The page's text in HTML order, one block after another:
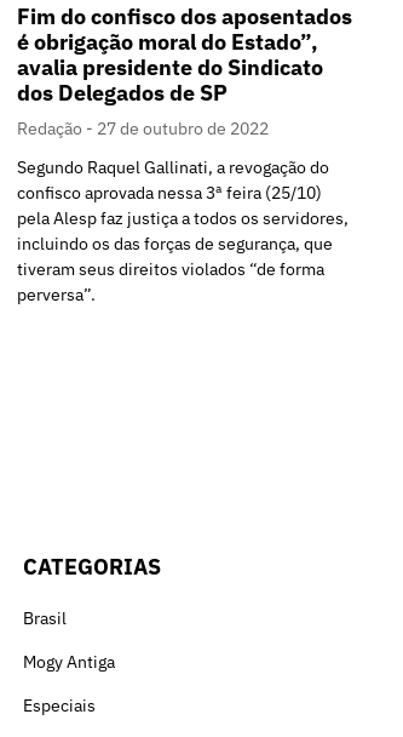
Fim do confisco dos aposentados
é obrigação moral do Estado”,
avalia presidente do Sindicato
dos Delegados de SP
Redação
27 de outubro de 2022
Segundo Raquel Gallinati, a revogação do
confisco aprovada nessa 3ª feira (25/10)
pela Alesp faz justiça a todos os servidores,
incluindo os das forças de segurança, que
tiveram seus direitos violados “de forma
perversa”.
CATEGORIAS
Brasil
Mogy Antiga
Especiais